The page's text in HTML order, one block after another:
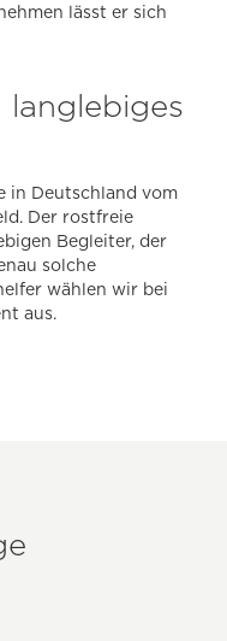
lässt er sich
langlebiges
in Deutschland vom
Der rostfreie
Begleiter, der
solche
wählen wir bei
aus.